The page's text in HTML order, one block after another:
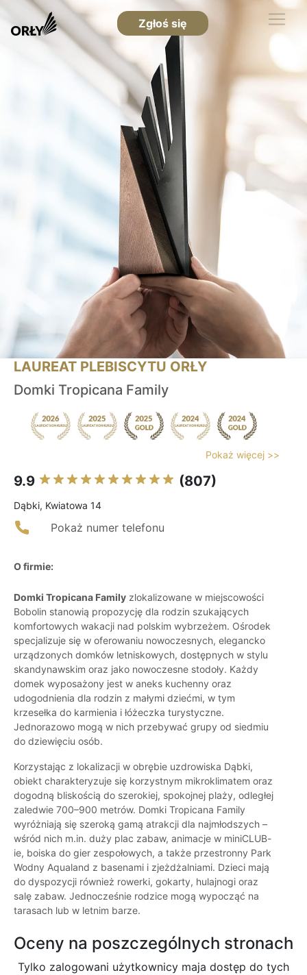
Zgłoś się
LAUREAT PLEBISCYTU ORŁY
Domki Tropicana Family
Pokaż więcej >>
9.9 (807)
Dąbki, Kwiatowa 14
Pokaż numer telefonu
O firmie:
Domki Tropicana Family zlokalizowane w miejscowości
Bobolin stanowią propozycję dla rodzin szukających
komfortowych wakacji nad polskim wybrzeżem. Ośrodek
specjalizuje się w oferowaniu nowoczesnych, elegancko
urządzonych domków letniskowych, dostępnych w stylu
skandynawskim oraz jako nowoczesne stodoły. Każdy
domek wyposażony jest w aneks kuchenny oraz
udogodnienia dla rodzin z małymi dziećmi, w tym
krzesełka do karmienia i łóżeczka turystyczne.
Jednorazowo mogą w nich przebywać grupy od siedmiu
do dziewięciu osób.
Korzystając z lokalizacji w obrębie uzdrowiska Dąbki,
obiekt charakteryzuje się korzystnym mikroklimatem oraz
dogodną bliskością do szerokiej, spokojnej plaży, odległej
zaledwie 700–900 metrów. Domki Tropicana Family
wyróżniają się szeroką gamą atrakcji dla najmłodszych –
wśród nich m.in. duży plac zabaw, animacje w miniCLUB-
ie, boiska do gier zespołowych, a także przestronny Park
Wodny Aqualand z basenami i zjeżdżalniami. Dzieci mają
do dyspozycji również rowerki, gokarty, hulajnogi oraz
salę zabaw. Jednocześnie rodzice mogą wypocząć na
tarasach lub w letnim barze.
Oceny na poszczególnych stronach
Tylko zalogowani użytkownicy maja dostęp do tych